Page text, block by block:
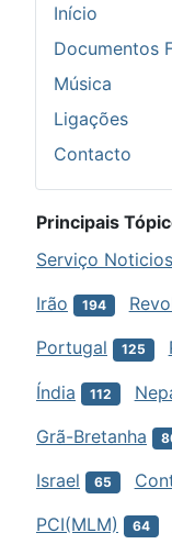
Início
Documentos
Música
Ligações
Contacto
Principais
Serviço
Irão 194
Portugal 125
Índia 112
Grã-Bretanha
Israel 65
PCI(MLM) 64